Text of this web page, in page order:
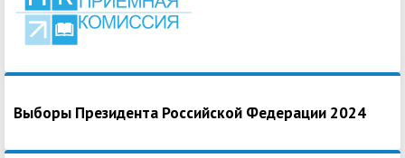
Выборы Президента Российской Федерации 2024